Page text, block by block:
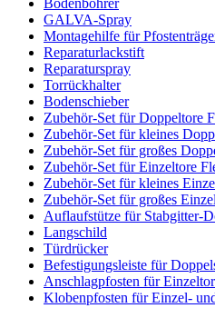
Bodenbohrer
GALVA-Spray
Montagehilfe für
Reparaturlackstift
Reparaturspray
Torrückhalter
Bodenschieber
Zubehör-Set für Doppeltore
Zubehör-Set für kleines
Zubehör-Set für großes
Zubehör-Set für Einzeltore
Zubehör-Set für kleines
Zubehör-Set für großes
Auflaufstütze für Stabgitter-
Langschild
Türdrücker
Befestigungsleiste für
Anschlagpfosten für
Klobenpfosten für Einzel-